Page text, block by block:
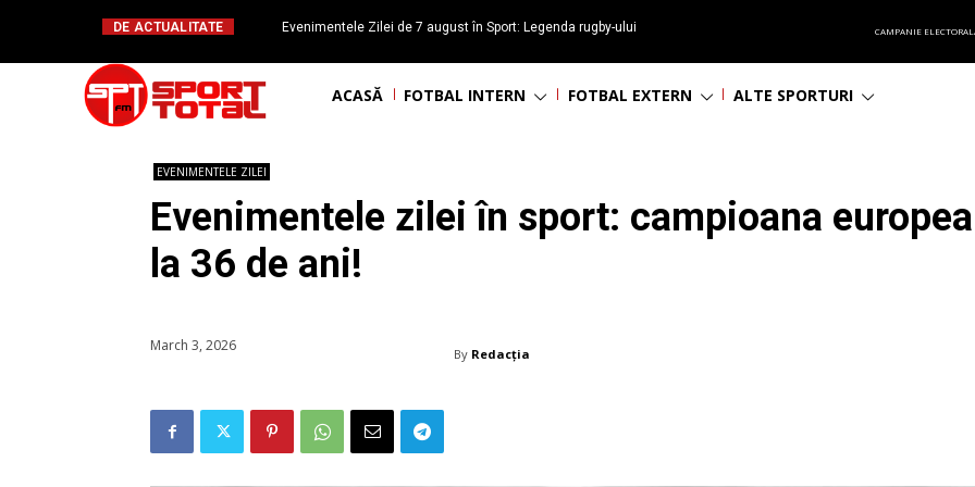
DE ACTUALITATE
Evenimentele Zilei de 7 august în Sport: Legenda rugby-ului
CAMPANIE
ACASĂ FOTBAL INTERN FOTBAL EXTERN ALTE SPORTURI
EVENIMENTELE ZILEI
Evenimentele zilei în sport: campioana
la 36 de ani!
March 3, 2026 By Redacția